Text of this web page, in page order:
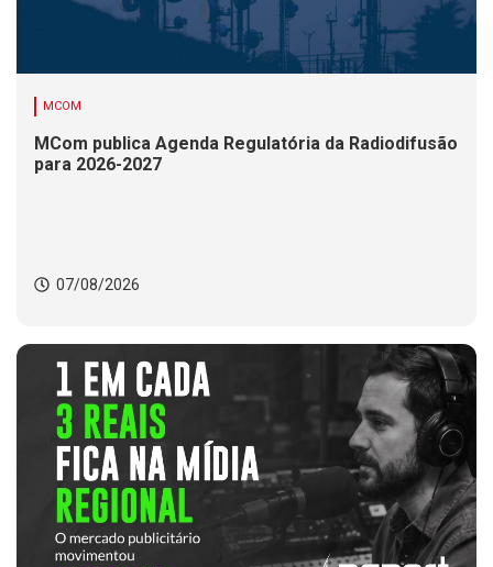
MCOM
MCom publica Agenda Regulatória da Radiodifusão
para 2026-2027
07/08/2026